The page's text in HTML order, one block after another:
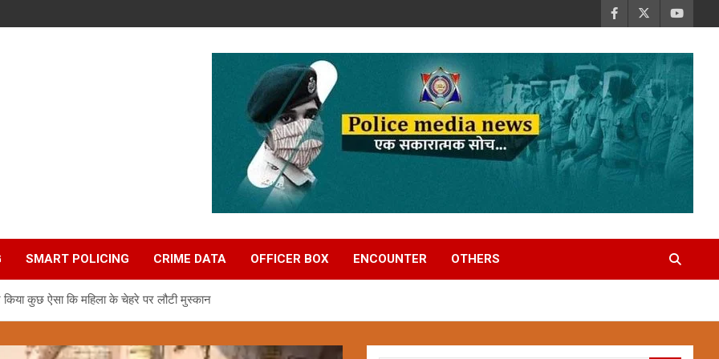
SMART POLICING CRIME DATA OFFICER BOX ENCOUNTER OTHERS
कुछ ऐसा कि महिला के चेहरे पर लौटी मुस्कान